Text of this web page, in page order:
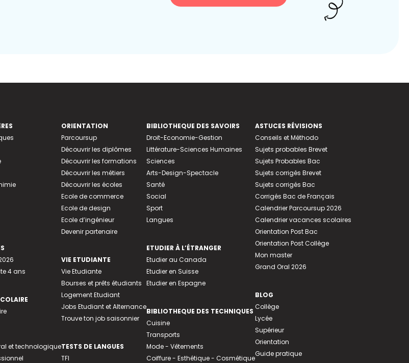
4 ans
et technologique
ORIENTATION
Parcoursup
Découvrir les diplômes
Découvrir les formations
Découvrir les métiers
Découvrir les écoles
Ecole de commerce
Ecole de design
Ecole d’ingénieur
Devenir partenaire
VIE ETUDIANTE
Vie Etudiante
Bourses et prêts étudiants
Logement Etudiant
Jobs Etudiant et Alternance
Trouve ton job saisonnier
TESTS DE LANGUES
TFI
BIBLIOTHEQUE DES SAVOIRS
Droit-Economie-Gestion
Littérature-Sciences Humaines
Sciences
Arts-Design-Spectacle
Santé
Social
Sport
Langues
ETUDIER À L’ÉTRANGER
Etudier au Canada
Etudier en Suisse
Etudier en Espagne
BIBLIOTHEQUE DES TECHNIQUES
Cuisine
Transports
Mode - Vêtements
Coiffure - Esthétique - Cosmétique
ASTUCES RÉVISIONS
Conseils et Méthodo
Sujets probables Brevet
Sujets Probables Bac
Sujets corrigés Brevet
Sujets corrigés Bac
Corrigés Bac de Français
Calendrier Parcoursup 2026
Calendrier vacances scolaires
Orientation Post Bac
Orientation Post Collège
Mon master
Grand Oral 2026
BLOG
Collège
Lycée
Supérieur
Orientation
Guide pratique